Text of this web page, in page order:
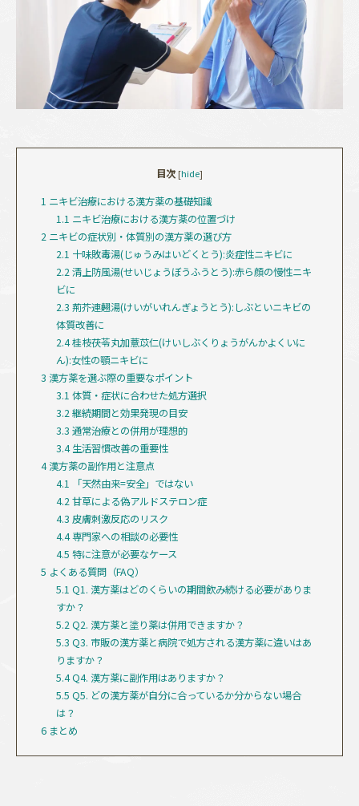
目次 [hide]
1 ニキビ治療における漢方薬の基礎知識
1.1 ニキビ治療における漢方薬の位置づけ
2 ニキビの症状別・体質別の漢方薬の選び方
2.1 十味敗毒湯(じゅうみはいどくとう):炎症性ニキビに
2.2清上防風湯(せいじょうぼうふうとう):赤ら顔の慢性ニキ
ビに
2.3 荊芥連翹湯(けいがいれんぎょうとう):しぶといニキビの
体質改善に
2.4桂枝茯苓丸加薏苡仁(けいしぶくりょうがんかよくいに
ん):女性の顎ニキビに
3 漢方薬を選ぶ際の重要なポイント
3.1 体質・症状に合わせた処方選択
3.2継続期間と効果発現の目安
3.3 通常治療との併用が理想的
3.4生活習慣改善の重要性
4漢方薬の副作用と注意点
4.1 「天然由来=安全」ではない
4.2甘草による偽アルドステロン症
4.3 皮膚刺激反応のリスク
4.4専門家への相談の必要性
4.5 特に注意が必要なケース
5 よくある質問（FAQ）
5.1 Q1. 漢方薬はどのくらいの期間飲み続ける必要がありま
すか？
5.2Q2. 漢方薬と塗り薬は併用できますか？
5.3 Q3. 市販の漢方薬と病院で処方される漢方薬に違いはあ
りますか？
5.4Q4. 漢方薬に副作用はありますか？
5.5 Q5. どの漢方薬が自分に合っているか分からない場合
は？
6 まとめ